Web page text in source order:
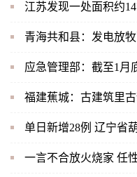
江苏发现一处面积约
青海共和县：发电放
应急管理部：截至1月
福建蕉城：古建筑里
单日新增28例 辽宁省
一言不合放火烧家 任